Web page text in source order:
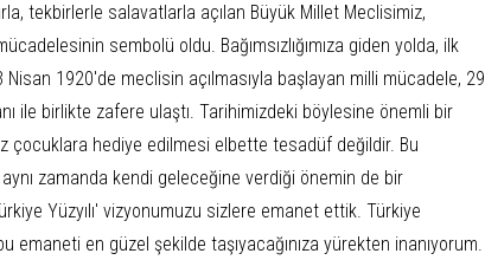
tekbirlerle salavatlarla açılan Büyük Millet Meclisimiz,
sembolü oldu. Bağımsızlığımıza giden yolda, ilk
1920'de meclisin açılmasıyla başlayan milli mücadele, 29
ile birlikte zafere ulaştı. Tarihimizdeki böylesine önemli bir
çocuklara hediye edilmesi elbette tesadüf değildir. Bu
zamanda kendi geleceğine verdiği önemin de bir
Yüzyılı' vizyonumuzu sizlere emanet ettik. Türkiye
emaneti en güzel şekilde taşıyacağınıza yürekten inanıyorum.